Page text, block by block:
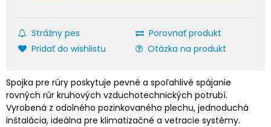
Strážny pes
Porovnať produkt
Pridať do wishlistu
Otázka na produkt
Spojka pre rúry poskytuje pevné a spoľahlivé spájanie
rovných rúr kruhových vzduchotechnických potrubí.
Vyrobená z odolného pozinkovaného plechu, jednoduchá
inštalácia, ideálna pre klimatizačné a vetracie systémy.